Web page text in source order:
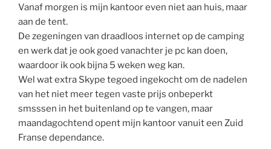
Vanaf morgen is mijn kantoor even niet aan huis, maar
aan de tent.
De zegeningen van draadloos internet op de camping
en werk dat je ook goed vanachter je pc kan doen,
waardoor ik ook bijna 5 weken weg kan.
Wel wat extra Skype tegoed ingekocht om de nadelen
van het niet meer tegen vaste prijs onbeperkt
smsssen in het buitenland op te vangen, maar
maandagochtend opent mijn kantoor vanuit een Zuid
Franse dependance.